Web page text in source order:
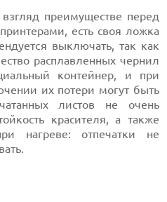
преимуществе перед
есть своя ложка
выключать, так как
расплавленных чернил
контейнер, и при
их потери могут быть
листов не очень
красителя, а также
нагреве: отпечатки не